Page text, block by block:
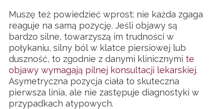
Muszę też powiedzieć wprost: nie każda zgaga
reaguje na samą pozycję. Jeśli objawy są
bardzo silne, towarzyszą im trudności w
połykaniu, silny ból w klatce piersiowej lub
duszność, to zgodnie z danymi klinicznymi te
objawy wymagają pilnej konsultacji lekarskiej.
Asymetryczna pozycja ciała to skuteczna
pierwsza linia, ale nie zastępuje diagnostyki w
przypadkach atypowych.